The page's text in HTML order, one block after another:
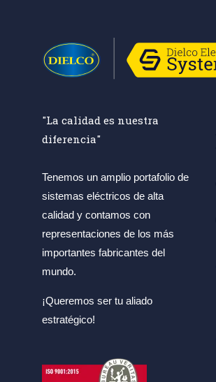
"La calidad es nuestra
diferencia"
Tenemos un amplio portafolio de
sistemas eléctricos de alta
calidad y contamos con
representaciones de los más
importantes fabricantes del
mundo.
¡Queremos ser tu aliado
estratégico!